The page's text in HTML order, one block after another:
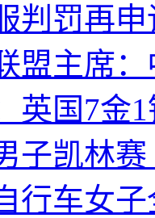
判罚再
盟主席
英国7金
子凯林
行车女